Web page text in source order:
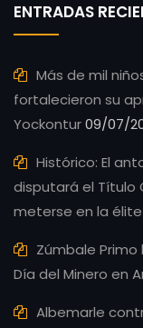
ENTRADAS
Más de mil
fortalecieron su
Yockontur09/07/
Histórico: El
disputará el Título
meterse en la
Zúmbale
Día del Minero en
Albemarle